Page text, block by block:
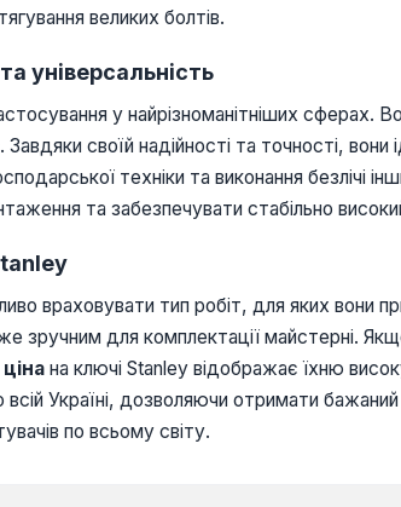
великих болтів.
універсальність
у найрізноманітніших сферах.
Завдяки своїй надійності та точності,
техніки та виконання
та забезпечувати стабільно
враховувати тип робіт, для яких
зручним для комплектації майстерні.
ціна на ключі Stanley відображає їхню
всій Україні, дозволяючи отримати
по всьому світу.